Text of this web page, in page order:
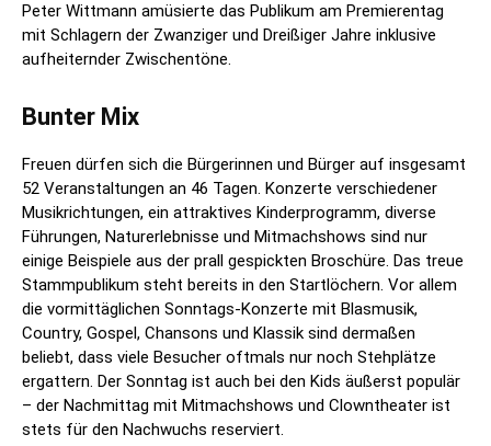
Peter Wittmann amüsierte das Publikum am Premierentag
mit Schlagern der Zwanziger und Dreißiger Jahre inklusive
aufheiternder Zwischentöne.
Bunter Mix
Freuen dürfen sich die Bürgerinnen und Bürger auf insgesamt
52 Veranstaltungen an 46 Tagen. Konzerte verschiedener
Musikrichtungen, ein attraktives Kinderprogramm, diverse
Führungen, Naturerlebnisse und Mitmachshows sind nur
einige Beispiele aus der prall gespickten Broschüre. Das treue
Stammpublikum steht bereits in den Startlöchern. Vor allem
die vormittäglichen Sonntags-Konzerte mit Blasmusik,
Country, Gospel, Chansons und Klassik sind dermaßen
beliebt, dass viele Besucher oftmals nur noch Stehplätze
ergattern. Der Sonntag ist auch bei den Kids äußerst populär
– der Nachmittag mit Mitmachshows und Clowntheater ist
stets für den Nachwuchs reserviert.